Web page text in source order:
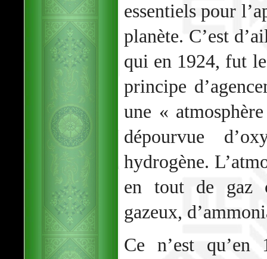
essentiels pour
planète. C’est
qui en 1924, fut
principe
une «
dépourvue
hydrogène.
en tout de gaz
gazeux,
Ce n’est qu’en